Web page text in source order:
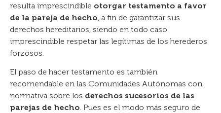
resulta imprescindible otorgar testamento a favor
de la pareja de hecho , a fin de garantizar sus
derechos hereditarios, siendo en todo caso
imprescindible respetar las legítimas de los herederos
forzosos.
El paso de hacer testamento es también
recomendable en las Comunidades Autónomas con
normativa sobre los derechos sucesorios de las
parejas de hecho. Pues es el modo más seguro de